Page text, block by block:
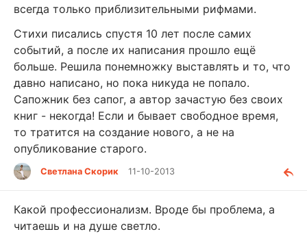
всегда только приблизительными рифмами.
Стихи писались спустя 10 лет после самих
событий, а после их написания прошло ещё
больше. Решила понемножку выставлять и то, что
давно написано, но пока никуда не попало.
Сапожник без сапог, а автор зачастую без своих
книг - некогда! Если и бывает свободное время,
то тратится на создание нового, а не на
опубликование старого.
Светлана Скорик 11-10-2013
Какой профессионализм. Вроде бы проблема, а
читаешь и на душе светло.